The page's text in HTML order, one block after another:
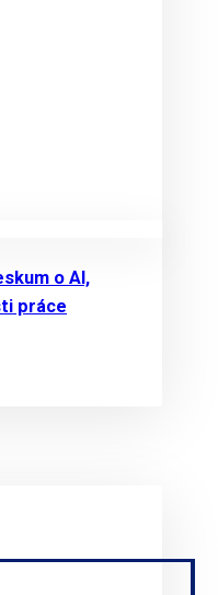
o AI,
práce